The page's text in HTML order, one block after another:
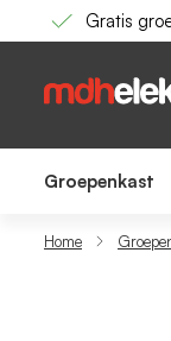
Gratis
Groepenkast
Home